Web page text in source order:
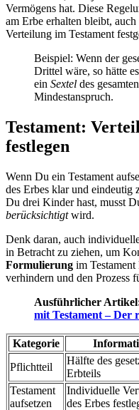
Vermögens hat. Diese
am Erbe erhalten bleibt,
Verteilung im Testament
Beispiel: Wenn der
Drittel wäre, so hätte
ein Sextel des
Mindestanspruch.
Testament:
festlegen
Wenn Du ein Testament
des Erbes klar und eindeutig
Du drei Kinder hast, musst
berücksichtigtwird.
Denk daran, auch
in Betracht zu ziehen, um
Formulierung im Testament
verhindern und den Prozess
Ausführlicher
mit Testament – Der
Kategorie
Pflichtteil
Hälfte des
Erbteils
Testament
aufsetzen
Individuelle
des Erbes